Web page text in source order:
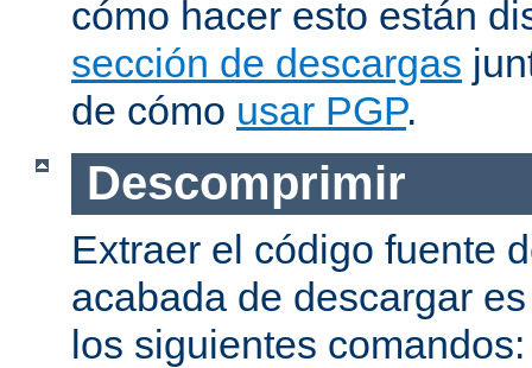
cómo hacer esto están
sección de descargas
de cómo usar PGP.
Descomprimir
Extraer el código fuente
acabada de descargar
los siguientes comandos: